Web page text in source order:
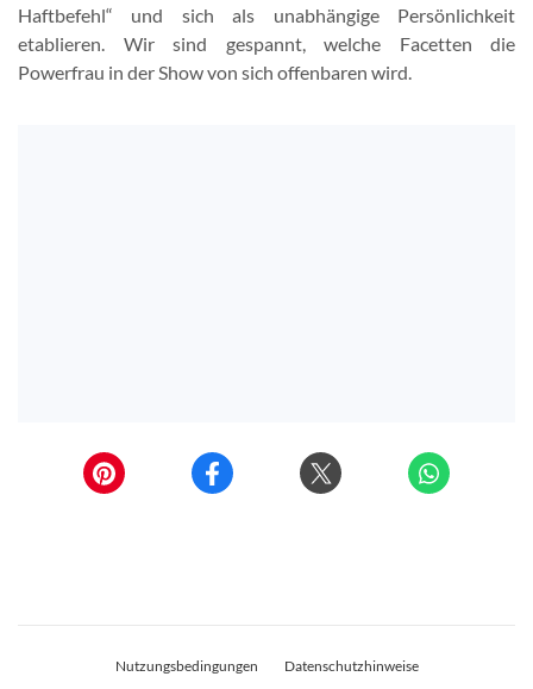
Haftbefehl“ und sich als unabhängige Persönlichkeit
etablieren. Wir sind gespannt, welche Facetten die
Powerfrau in der Show von sich offenbaren wird.
Nutzungsbedingungen Datenschutzhinweise